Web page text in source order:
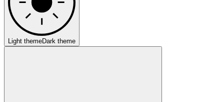
Light themeDark theme